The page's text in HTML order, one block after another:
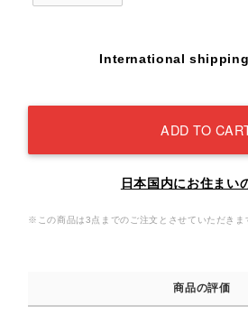
International
ADD TO
日本国内にお住まい
※この商品は3点までのご注文とさせていただきま
商品の評価